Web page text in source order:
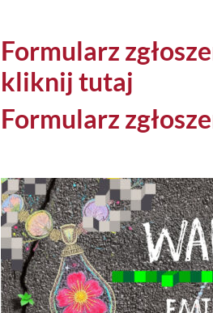
Formularz
kliknij tutaj
Formularz